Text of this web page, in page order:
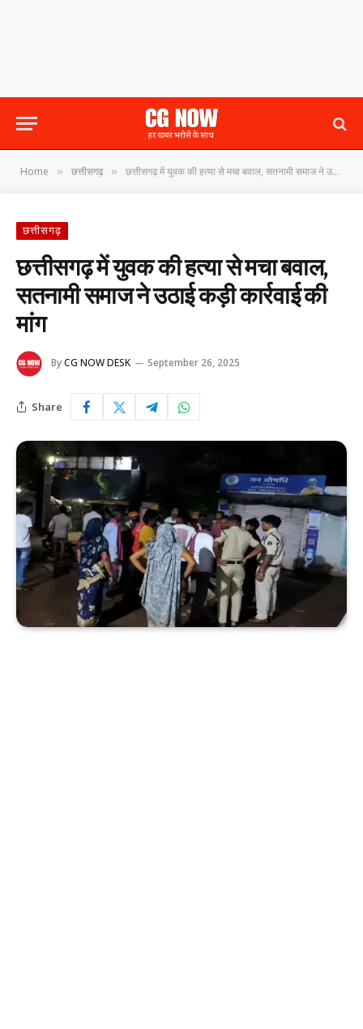
Home » छत्तीसगढ़ » छत्तीसगढ़ में युवक की हत्या से मचा बवाल, सतनामी समाज ने उठाई कड़ी कार्रवाई की मांग
छत्तीसगढ़
छत्तीसगढ़ में युवक की हत्या से मचा बवाल,
सतनामी समाज ने उठाई कड़ी कार्रवाई की
मांग
ByCG NOW DESK September 26, 2025
Share